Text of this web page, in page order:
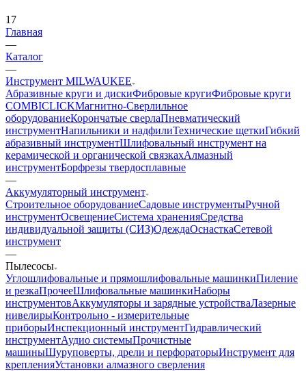
17
Главная
—
Каталог
—
Инструмент MILWAUKEE
Абразивные круги и дискиФибровые кругиФибровые круги
COMBICLICKМагнитно-Сверлильное
оборудованиеКорончатые сверлаПневматический
инструментНапильники и надфилиТехнические щеткиГибкий
абразивный инструментШлифовальный инструмент на
керамической и органической связкахАлмазный
инструментБорфрезы твердосплавные
—
Аккумуляторный инструмент
Строительное оборудованиеСадовые инструментыРучной
инструментОсвещениеСистема храненияСредства
индивидуальной защиты (СИЗ)ОдеждаОснасткаСетевой
инструмент
—
Пылесосы
Углошлифовальные и прямошлифовальные машинкиПиление
и резкаПрочееШлифовальные машинкиНаборы
инструментовАккумуляторы и зарядные устройстваЛазерные
нивелирыКонтрольно - измерительные
приборыИнспекционный инструментГидравлический
инструментАудио системыПрочистные
машиныШуруповерты, дрели и перфораторыИнструмент для
крепленияУстановки алмазного сверления